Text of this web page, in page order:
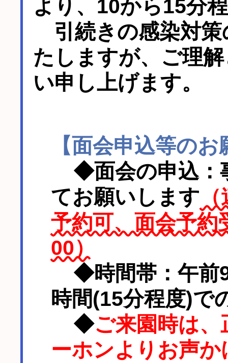
より、10から15分
引続きの感染対策
たしますが、ご理
い申し上げます。
【面会申込等のお
◆面会の申込：
てお願いします
予約可、面会予約
00）
◆時間帯：午前9
時間(15分程度)で
◆ご来園時は、
ーホンよりお声